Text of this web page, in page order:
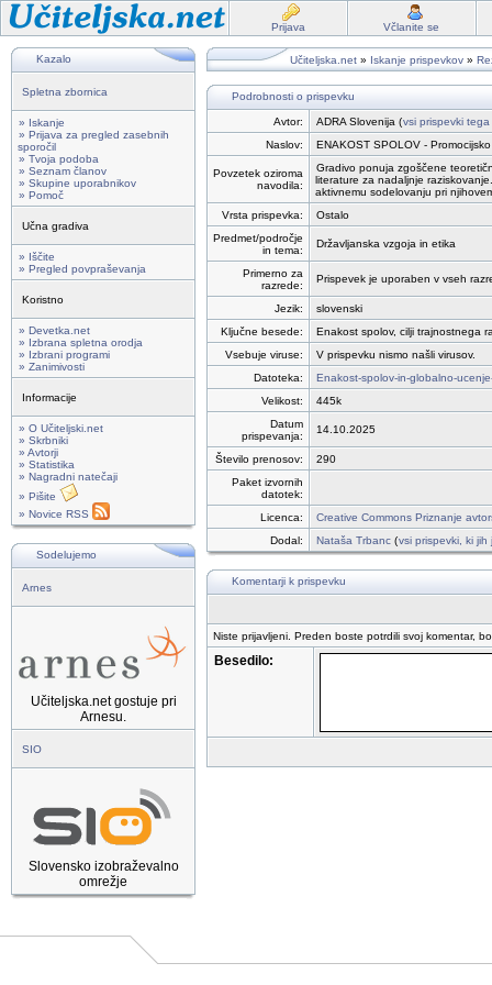
Prijava Včlanite se
Kazalo
Spletna zbornica
» Iskanje
» Prijava za pregled zasebnih
sporočil
» Tvoja podoba
» Seznam članov
» Skupine uporabnikov
» Pomoč
Učna gradiva
» Iščite
» Pregled povpraševanja
Koristno
» Devetka.net
» Izbrana spletna orodja
» Izbrani programi
» Zanimivosti
Informacije
» O Učiteljski.net
» Skrbniki
» Avtorji
» Statistika
» Nagradni natečaji
» Pišite
» Novice RSS
Sodelujemo
Arnes
Učiteljska.net gostuje pri
Arnesu.
SIO
Slovensko izobraževalno
omrežje
Učiteljska.net » Iskanje prispevkov »
Podrobnosti o prispevku
Avtor: ADRA Slovenija (vsi prispevki
Naslov:
ENAKOST SPOLOV -
Povzetek oziroma
navodila:
Gradivo ponuja zgoščene
literature za nadaljnje
aktivnemu sodelovanju pri
Vrsta prispevka:
Ostalo
Predmet/področje
in tema:
Državljanska vzgoja in etika
Primerno za
razrede:
Prispevek je uporaben v vseh
Jezik:
slovenski
Ključne besede:
Enakost spolov, cilji trajnostnega
Vsebuje viruse:
V prispevku nismo našli virusov.
Datoteka:
Enakost-spolov-in-globalno-
Velikost:
445k
Datum
prispevanja:
14.10.2025
Število prenosov:
290
Paket izvornih
datotek:
Licenca:
Creative Commons Priznanje
Dodal:
Nataša Trbanc (vsi prispevki, ki
Komentarji k prispevku
Niste prijavljeni. Preden boste potrdili svoj komentar,
Besedilo: